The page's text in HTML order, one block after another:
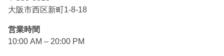
大阪市西区新町1-8-18
営業時間
10:00 AM – 20:00 PM